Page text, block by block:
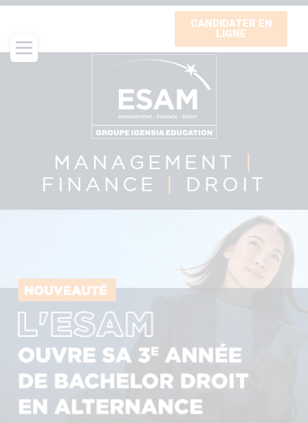
Aller
contenu
principal
CANDIDATER EN
LIGNE
MANAGEMENT
FINANCE
DROIT